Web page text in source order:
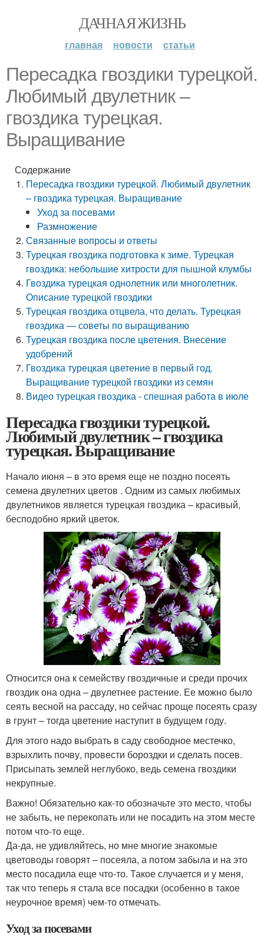
ДАЧНАЯ ЖИЗНЬ
главная новости статьи
Пересадка гвоздики турецкой.
Любимый двулетник –
гвоздика турецкая.
Выращивание
Содержание
Пересадка гвоздики турецкой. Любимый двулетник
– гвоздика турецкая. Выращивание
Уход за посевами
Размножение
Связанные вопросы и ответы
Турецкая гвоздика подготовка к зиме. Турецкая
гвоздика: небольшие хитрости для пышной клумбы
Гвоздика турецкая однолетник или многолетник.
Описание турецкой гвоздики
Турецкая гвоздика отцвела, что делать. Турецкая
гвоздика — советы по выращиванию
Турецкая гвоздика после цветения. Внесение
удобрений
Гвоздика турецкая цветение в первый год.
Выращивание турецкой гвоздики из семян
Видео турецкая гвоздика - спешная работа в июле
Пересадка гвоздики турецкой.
Любимый двулетник – гвоздика
турецкая. Выращивание
Начало июня – в это время еще не поздно посеять
семена двулетних цветов . Одним из самых любимых
двулетников является турецкая гвоздика – красивый,
бесподобно яркий цветок.
Относится она к семейству гвоздичные и среди прочих
гвоздик она одна – двулетнее растение. Ее можно было
сеять весной на рассаду, но сейчас проще посеять сразу
в грунт – тогда цветение наступит в будущем году.
Для этого надо выбрать в саду свободное местечко,
взрыхлить почву, провести бороздки и сделать посев.
Присыпать землей неглубоко, ведь семена гвоздики
некрупные.
Важно! Обязательно как-то обозначьте это место, чтобы
не забыть, не перекопать или не посадить на этом месте
потом что-то еще.
Да-да, не удивляйтесь, но мне многие знакомые
цветоводы говорят – посеяла, а потом забыла и на это
место посадила еще что-то. Такое случается и у меня,
так что теперь я стала все посадки (особенно в такое
неурочное время) чем-то отмечать.
Уход за посевами